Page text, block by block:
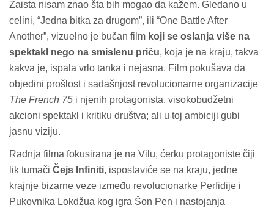
Zaista nisam znao šta bih mogao da kažem. Gledano u
celini, “Jedna bitka za drugom”, ili “One Battle After
Another”, vizuelno je bučan film koji se oslanja više na
spektakl nego na smislenu priču, koja je na kraju, takva
kakva je, ispala vrlo tanka i nejasna. Film pokušava da
objedini prošlost i sadašnjost revolucionarne organizacije
The French 75 i njenih protagonista, visokobudžetni
akcioni spektakl i kritiku društva; ali u toj ambiciji gubi
jasnu viziju.
Radnja filma fokusirana je na Vilu, ćerku protagoniste čiji
lik tumači Čejs Infiniti, ispostaviće se na kraju, jedne
krajnje bizarne veze između revolucionarke Perfidije i
Pukovnika Lokdžua kog igra Šon Pen i nastojanja